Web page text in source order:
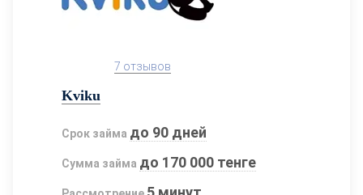
7 отзывов
Kviku
Срок займа до 90 дней
Сумма займа до 170 000 тенге